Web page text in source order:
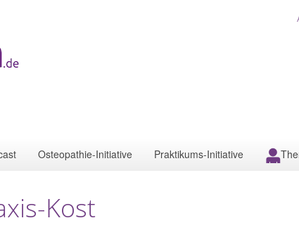
Osteopathie-Initiative Praktikums-Initiative
Kost